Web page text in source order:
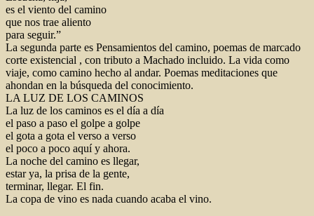
es el viento del camino
que nos trae aliento
para seguir.”
La segunda parte es Pensamientos del camino, poemas de marcado
corte existencial , con tributo a Machado incluido. La vida como
viaje, como camino hecho al andar. Poemas meditaciones que
ahondan en la búsqueda del conocimiento.
LA LUZ DE LOS CAMINOS
La luz de los caminos es el día a día
el paso a paso el golpe a golpe
el gota a gota el verso a verso
el poco a poco aquí y ahora.
La noche del camino es llegar,
estar ya, la prisa de la gente,
terminar, llegar. El fin.
La copa de vino es nada cuando acaba el vino.